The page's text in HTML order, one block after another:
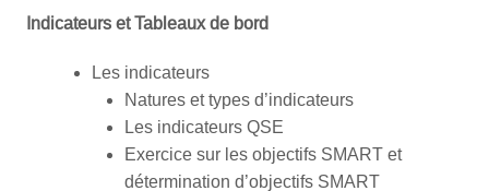
Indicateurs et Tableaux de bord
Les indicateurs
Natures et types d’indicateurs
Les indicateurs QSE
Exercice sur les objectifs SMART et
détermination d’objectifs SMART